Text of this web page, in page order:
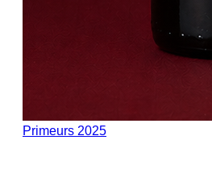
Primeurs 2025